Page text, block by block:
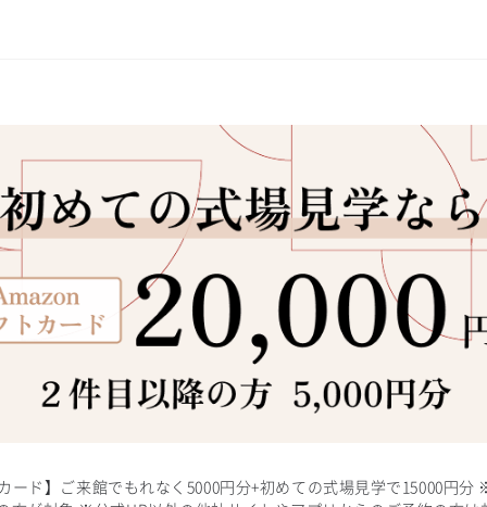
ード】ご来館でもれなく5000円分+初めての式場見学で15000円